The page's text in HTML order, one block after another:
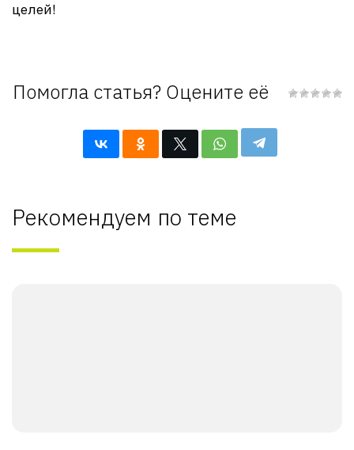
целей!
Помогла статья? Оцените её
Рекомендуем по теме